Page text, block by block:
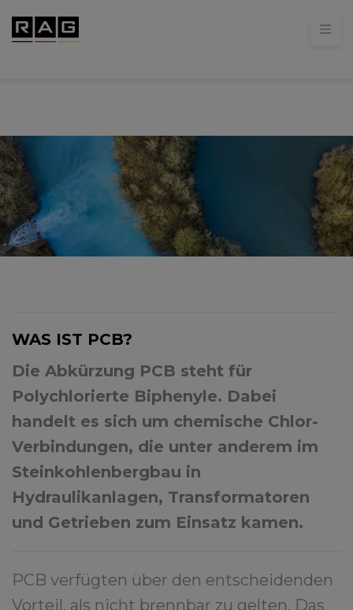
WAS IST PCB?
Die Abkürzung PCB steht für
Polychlorierte Biphenyle. Dabei
handelt es sich um chemische Chlor-
Verbindungen, die unter anderem im
Steinkohlenbergbau in
Hydraulikanlagen, Transformatoren
und Getrieben zum Einsatz kamen.
PCB verfügten über den entscheidenden
Vorteil, als nicht brennbar zu gelten. Das